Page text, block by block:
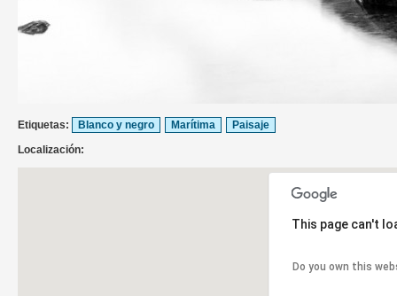
Etiquetas: Blanco y negro Marítima
Paisaje
Localización:
This page can't
Do you own this